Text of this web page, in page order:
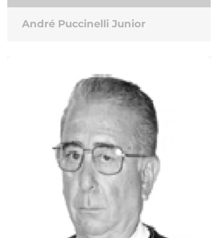
André Puccinelli Junior